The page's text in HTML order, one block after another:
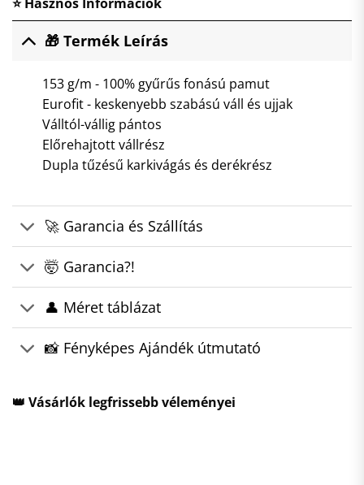
🎁 Termék Leírás
153 g/m - 100% gyűrűs fonású pamut
Eurofit - keskenyebb szabású váll és ujjak
Válltól-vállig pántos
Előrehajtott vállrész
Dupla tűzésű karkivágás és derékrész
🚀 Garancia és Szállítás
🤯 Garancia?!
👤 Méret táblázat
📸 Fényképes Ajándék útmutató
👑 Vásárlók legfrissebb véleményei